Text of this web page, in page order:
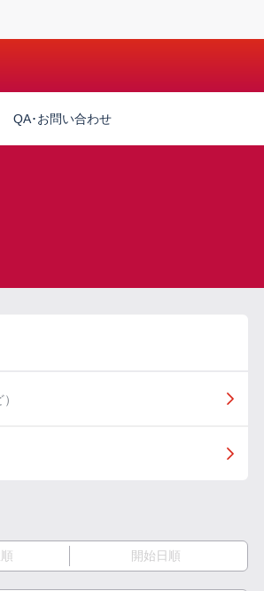
QA･お問い合わせ
開始日順